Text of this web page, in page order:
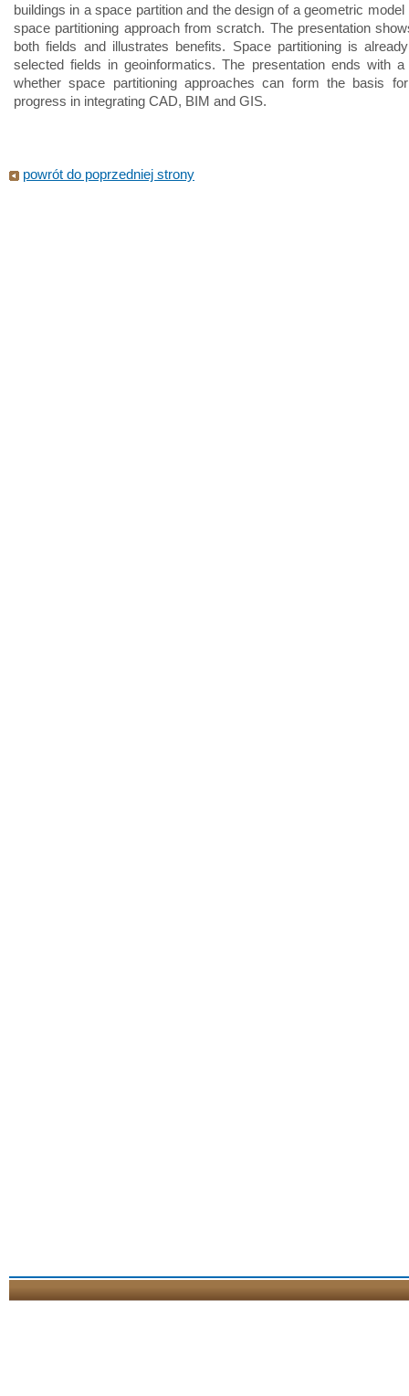
buildings in a space partition and the design of a geometric model
space partitioning approach from scratch. The presentation
both fields and illustrates benefits. Space partitioning is
selected fields in geoinformatics. The presentation ends with a
whether space partitioning approaches can form the basis
progress in integrating CAD, BIM and GIS.
powrót do poprzedniej strony